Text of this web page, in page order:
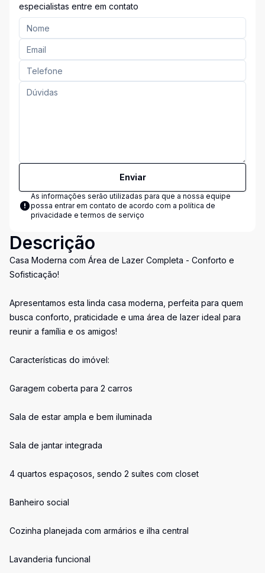
especialistas entre em contato
Enviar
As informações serão utilizadas para que a nossa equipe
possa entrar em contato de acordo com a política de
privacidade e termos de serviço
Descrição
Casa Moderna com Área de Lazer Completa - Conforto e
Sofisticação!
Apresentamos esta linda casa moderna, perfeita para quem
busca conforto, praticidade e uma área de lazer ideal para
reunir a família e os amigos!
Características do imóvel:
Garagem coberta para 2 carros
Sala de estar ampla e bem iluminada
Sala de jantar integrada
4 quartos espaçosos, sendo 2 suítes com closet
Banheiro social
Cozinha planejada com armários e ilha central
Lavanderia funcional